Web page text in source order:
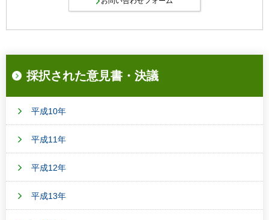
採択された意見書・決議
平成10年
平成11年
平成12年
平成13年